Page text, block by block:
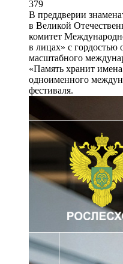
379
В преддверии
в Великой
комитет
в лицах» с гордостью
масштабного
«Память хранит
одноименного
фестиваля.